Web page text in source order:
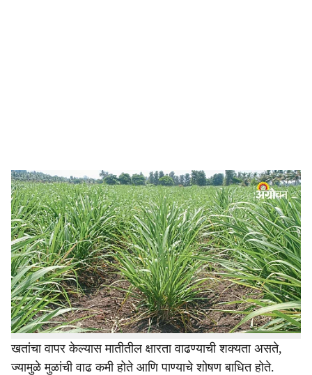
h
a
r
e
Proper Nutrient Management Key to Higher Sugarcane Yield-Agrowon
डॉ. समाधान सुरवसे, डॉ. अभिनंदन पाटील, डॉ. अशोक कडलग
Sugarcane Crop Nutrition:दुष्काळजन्य परिस्थितीत खत
व्यवस्थापन करताना जमिनीत पुरेसा ओलावा असताना खतांचा वापर
करणे आवश्यक आहे. कोरड्या जमिनीत खतांचा वापर टाळावा. माती
परीक्षणावर आधारित खतांचा वापर केल्यास अनावश्यक खतांचा
अपव्यय टाळला जातो आणि कमी पाण्यातही पिकाला आवश्यक पोषण
योग्य प्रमाणात मिळते. दुष्काळाच्या काळात अतिरिक्त रासायनिक
खतांचा वापर केल्यास मातीतील क्षारता वाढण्याची शक्यता असते,
ज्यामुळे मुळांची वाढ कमी होते आणि पाण्याचे शोषण बाधित होते.